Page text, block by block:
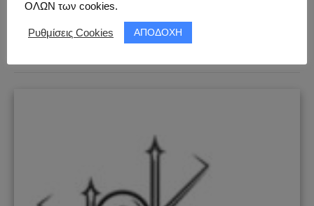
Αθήνα|||Τύπος:Meetings
Comics&Videogames |||Έναρξη
26.02.2012 |||Λίστα Εκδηλώσεων
ΟΛΩΝ των cookies.
Ρυθμίσεις Cookies ΑΠΟΔΟΧΗ